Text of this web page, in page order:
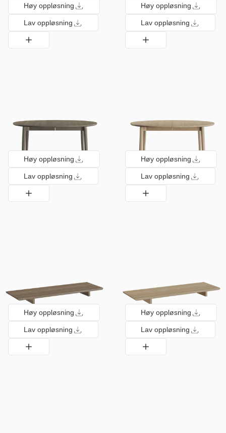
Høy oppløsning
Lav oppløsning
Høy oppløsning
Lav oppløsning
Høy oppløsning
Lav oppløsning
Høy oppløsning
Lav oppløsning
Høy oppløsning
Lav oppløsning
Høy oppløsning
Lav oppløsning